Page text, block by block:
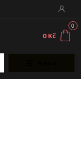
0
0 Kč